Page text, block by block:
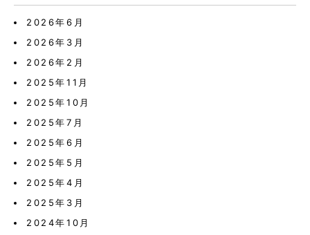
2026年6月
2026年3月
2026年2月
2025年11月
2025年10月
2025年7月
2025年6月
2025年5月
2025年4月
2025年3月
2024年10月